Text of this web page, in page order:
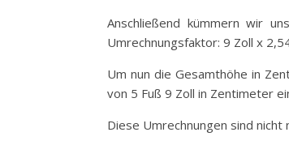
Anschließend kümmern wir
Umrechnungsfaktor: 9 Zoll x
Um nun die Gesamthöhe in
von 5 Fuß 9 Zoll in Zentimeter
Diese Umrechnungen sind